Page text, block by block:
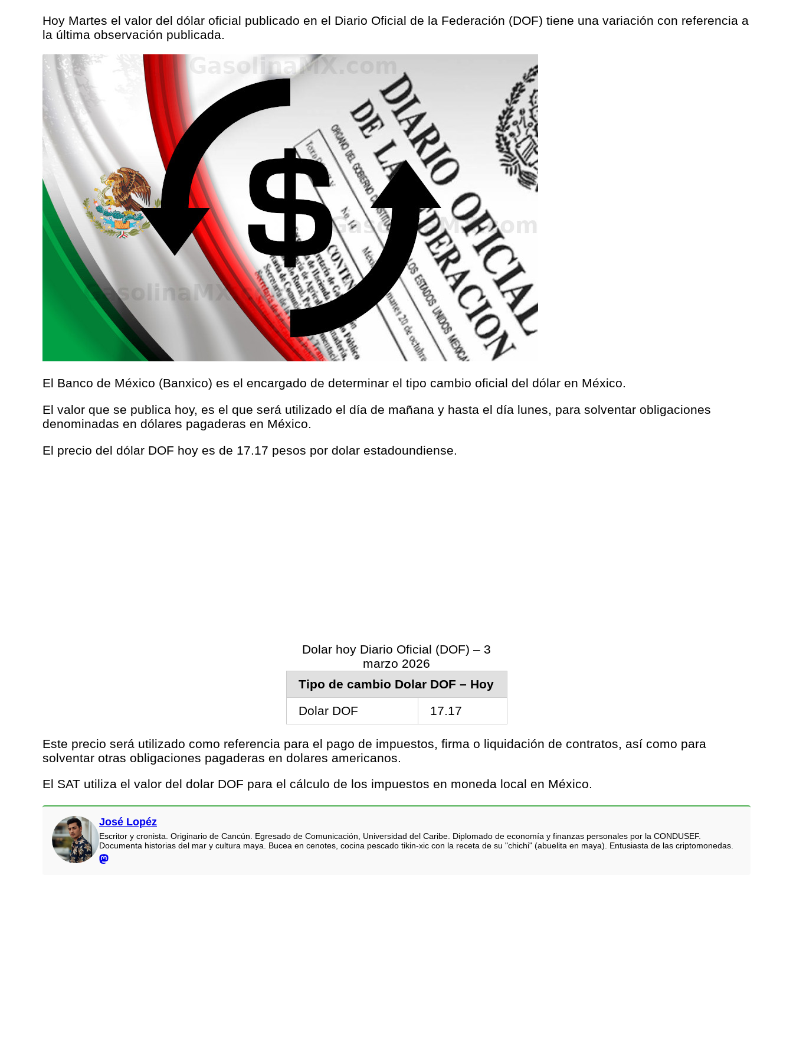
Hoy Martes el valor del dólar oficial publicado en el Diario Oficial de la Federación (DOF) tiene una variación con referencia a
la última observación publicada.
El Banco de México (Banxico) es el encargado de determinar el tipo cambio oficial del dólar en México.
El valor que se publica hoy, es el que será utilizado el día de mañana y hasta el día lunes, para solventar obligaciones
denominadas en dólares pagaderas en México.
El precio del dólar DOF hoy es de 17.17 pesos por dolar estadoundiense.
Dolar hoy Diario Oficial (DOF) – 3
marzo 2026
Tipo de cambio Dolar DOF – Hoy
Dolar DOF
17.17
Este precio será utilizado como referencia para el pago de impuestos, firma o liquidación de contratos, así como para
solventar otras obligaciones pagaderas en dolares americanos.
El SAT utiliza el valor del dolar DOF para el cálculo de los impuestos en moneda local en México.
José Lopéz
Escritor y cronista. Originario de Cancún. Egresado de Comunicación, Universidad del Caribe. Diplomado de economía y finanzas personales por la CONDUSEF.
Documenta historias del mar y cultura maya. Bucea en cenotes, cocina pescado tikin-xic con la receta de su "chichi" (abuelita en maya). Entusiasta de las criptomonedas.